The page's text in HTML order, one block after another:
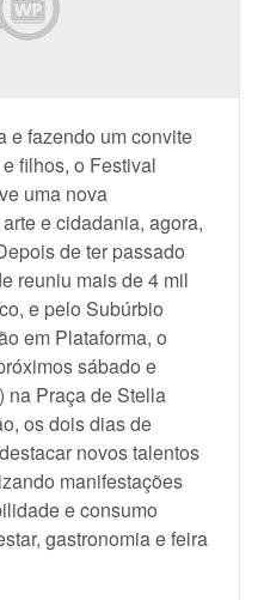
e fazendo um convite
filhos, o Festival
uma nova
e cidadania, agora,
de ter passado
reuniu mais de 4 mil
e pelo Subúrbio
em Plataforma, o
sábado e
na Praça de Stella
os dois dias de
novos talentos
manifestações
e consumo
gastronomia e feira